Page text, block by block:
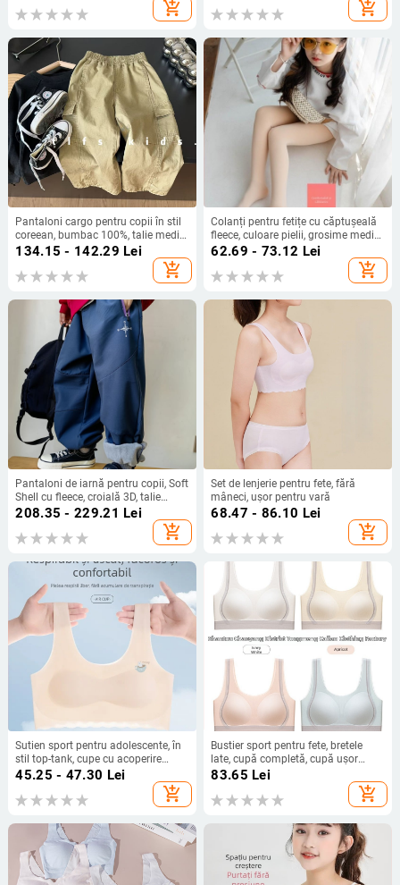
add_shopping_cart
elastică; lungime integrală;
add_shopping_cart
Pantaloni cargo pentru copii în stil
coreean, bumbac 100%, talie medie,
curea elastică, țesătură tratată
134.15 - 142.29 Lei
add_shopping_cart
Colanți pentru fetițe cu căptușeală
fleece, culoare pielii, grosime medie,
primăvară-toamnă, colanți pentru
62.69 - 73.12 Lei
add_shopping_cart
Pantaloni de iarnă pentru copii, Soft
Shell cu fleece, croială 3D, talie
elastică, unisex
208.35 - 229.21 Lei
add_shopping_cart
Set de lenjerie pentru fete, fără
mâneci, ușor pentru vară
68.47 - 86.10 Lei
add_shopping_cart
Sutien sport pentru adolescente, în
stil top-tank, cupe cu acoperire
completă și cupă modelată ultra-
subțire, din nailon, căptușeală din
spandex, fără sârmă, bretele duble
fete de 12–15 ani.
45.25 - 47.30 Lei
add_shopping_cart
Bustier sport pentru fete, bretele
late, cupă completă, cupă ușor
modelată, bretele fixe duble,
83.65 Lei
add_shopping_cart